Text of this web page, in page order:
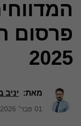
פרסום
2025
מאת: יניב
01 פבר׳ 2026